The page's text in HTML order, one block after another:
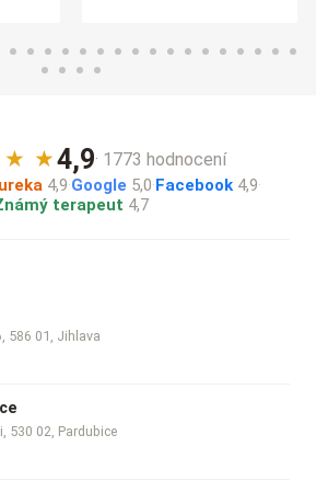
★ ★4,9· 1773 hodnocení
4,9·Google 5,0·Facebook 4,9·
terapeut 4,7
586 01, Jihlava
530 02, Pardubice